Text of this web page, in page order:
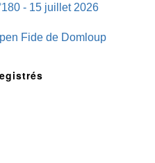
- 15 juillet 2026
Fide de Domloup